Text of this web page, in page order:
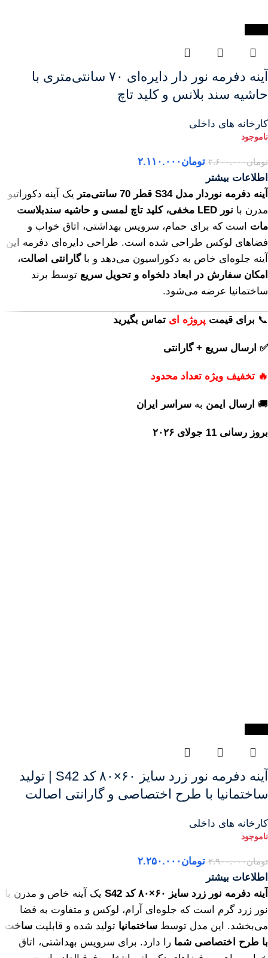
آینه دفرمه نور دار دایره‌ای ۷۰ سانتی‌متری با
حاشیه سند بلانس و کلید تاچ
کارخانه های داخلی
تومان۲.۶۰۰.۰۰۰ تومان۲.۱۱۰.۰۰۰
اطلاعات بیشتر
آینه دفرمه نوردار مدل S34 قطر 70 سانتی‌متر
یک آینه دکوراتیو
مدرن با
نور LED مخفی، کلید تاچ لمسی و حاشیه سندبلاست
مات است که برای حمام، سرویس بهداشتی، اتاق خواب و
فضاهای لوکس طراحی شده است. طراحی دایره‌ای دفرمه این
آینه جلوه‌ای خاص به دکوراسیون می‌دهد و باگارانتی اصالت،
امکان سفارش در ابعاد دلخواه و تحویل سریع توسط برند
ساختمانیا عرضه می‌شود.
📞 برای قیمت پروژه ای تماس بگیرید
✅ ارسال سریع + گارانتی
🔥 تخفیف ویژه تعداد محدود
🚚 ارسال ایمن به سراسر ایران
بروز رسانی 11 جولای ۲۰۲۶
آینه دفرمه نور زرد سایز ۶۰×۸۰ کد S42 | تولید
ساختمانیا با طرح اختصاصی و گارانتی اصالت
کارخانه های داخلی
تومان۲.۹۰۰.۰۰۰ تومان۲.۲۵۰.۰۰۰
اطلاعات بیشتر
آینه دفرمه نور زرد سایز ۶۰×۸۰ کد S42
یک آینه خاص و مدرن با
نور زرد گرم است که جلوه‌ای آرام، لوکس و متفاوت به فضا
می‌بخشد. این مدل توسط ساختمانیا تولید شده و قابلیت ساخت
با طرح اختصاصی شما را دارد. برای سرویس بهداشتی، اتاق